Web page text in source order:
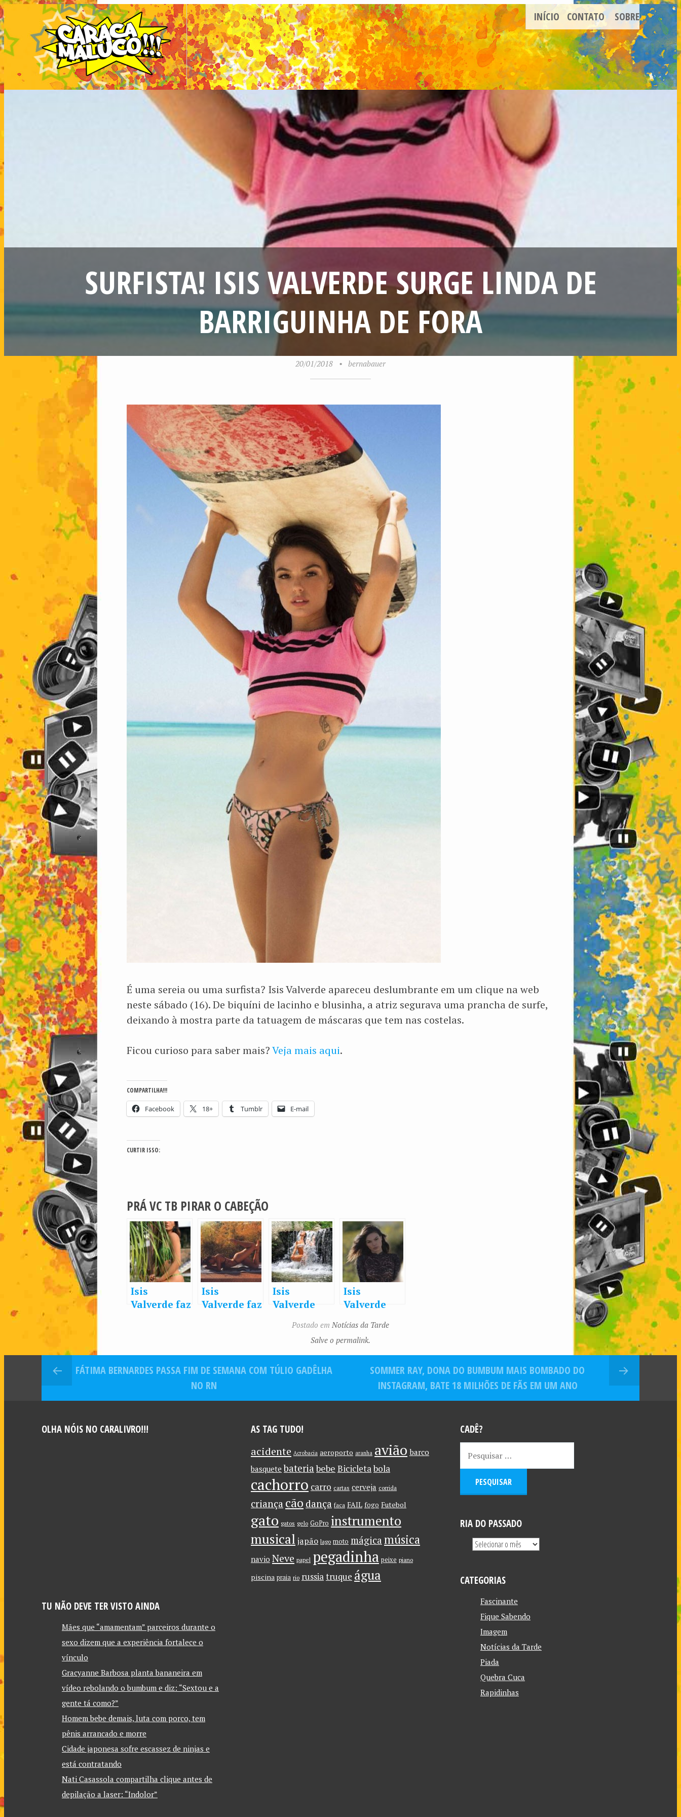
INÍCIO CONTATO SOBRE
SURFISTA! ISIS VALVERDE SURGE LINDA DE
BARRIGUINHA DE FORA
20/01/2018 • bernabauer
É uma sereia ou uma surfista? Isis Valverde apareceu deslumbrante em um clique na web
neste sábado (16). De biquíni de lacinho e blusinha, a atriz segurava uma prancha de surfe,
deixando à mostra parte da tatuagem de máscaras que tem nas costelas.
Ficou curioso para saber mais?Veja mais aqui.
COMPARTILHA!!!
Facebook 18+ Tumblr E-mail
CURTIR ISSO:
PRÁ VC TB PIRAR O CABEÇÃO
Isis
Valverde faz
planta
Isis
Valverde faz
chama a
atenção
Isis
Valverde
cachoeira:
“Sendo
parte de um
Isis
Valverde
lingerie e
diz: “É como
interpretar
personagem
Postado em Notícias da Tarde
Salve o permalink.
FÁTIMA BERNARDES PASSA FIM DE SEMANA COM TÚLIO GADÊLHA
NO RN
SOMMER RAY, DONA DO BUMBUM MAIS BOMBADO DO
INSTAGRAM, BATE 18 MILHÕES DE FÃS EM UM ANO
OLHA NÓIS NO CARALIVRO!!!
TU NÃO DEVE TER VISTO AINDA
Mães que “amamentam” parceiros durante o
sexo dizem que a experiência fortalece o
vínculo
Gracyanne Barbosa planta bananeira em
vídeo rebolando o bumbum e diz: “Sextou e a
gente tá como?”
Homem bebe demais, luta com porco, tem
pênis arrancado e morre
Cidade japonesa sofre escassez de ninjas e
está contratando
Nati Casassola compartilha clique antes de
depilação a laser: “Indolor”
AS TAG TUDO!
acidente Acrobacia aeroporto aranha avião barco
basquete bateria bebe Bicicletabola
cachorro carro cartas cerveja corrida
criançacão dança faca FAIL fogo Futebol
gato gatos gelo GoPro instrumento
musical japão lago moto mágica música
navio Neve papel pegadinha peixe piano
piscina praia rio russiatruque água
CADÊ?
RIA DO PASSADO
CATEGORIAS
Fascinante
Fique Sabendo
Imagem
Notícias da Tarde
Piada
Quebra Cuca
Rapidinhas